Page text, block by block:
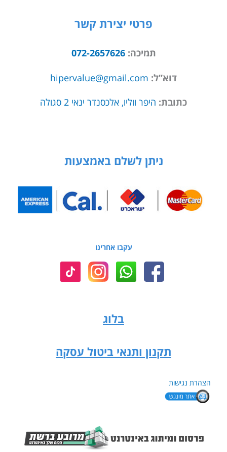
פרטי יצירת קשר
תמיכה:072-2657626
דוא”ל: hipervalue@gmail.com
כתובת: היפר ווליו, אלכסנדר ינאי 2 סגולה
ניתן לשלם באמצעות
עקבו אחרינו
בלוג
תקנון ותנאי ביטול עסקה
הצהרת נגישות